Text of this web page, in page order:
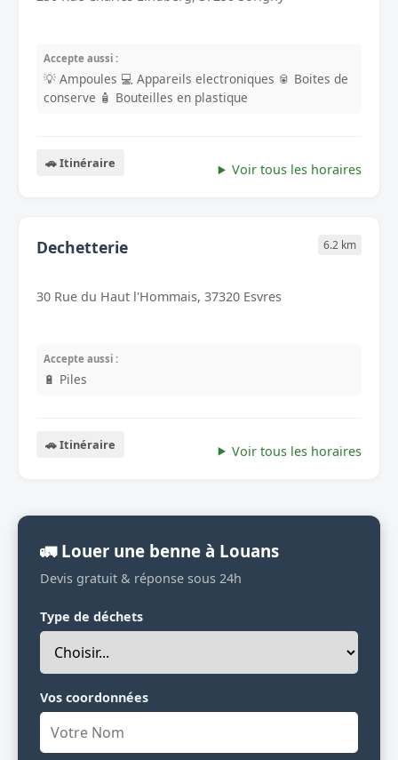
Accepte aussi :
💡 Ampoules 💻 Appareils electroniques 🥫 Boites de
conserve 🧴 Bouteilles en plastique
🚗 Itinéraire Voir tous les horaires
Dechetterie 6.2 km
30 Rue du Haut l'Hommais, 37320 Esvres
Accepte aussi :
🔋 Piles
🚗 Itinéraire Voir tous les horaires
🚛 Louer une benne à Louans
Devis gratuit & réponse sous 24h
Type de déchets
Vos coordonnées